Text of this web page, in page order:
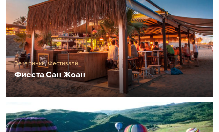
Вечеринки,Фестивали
Фиеста Сан Жоан